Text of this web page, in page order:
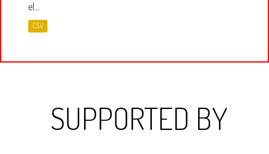
el...
CSV
SUPPORTED BY